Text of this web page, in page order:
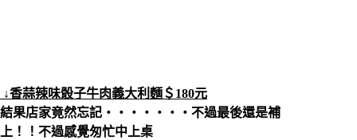
↓香蒜辣味骰子牛肉義大利麵＄180元
結果店家竟然忘記‧‧‧‧‧‧‧不過最後還是補
上！！不過感覺匆忙中上桌